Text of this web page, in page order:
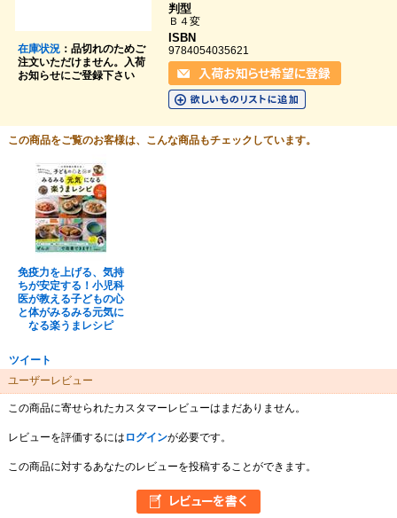
在庫状況：品切れのためご
注文いただけません。入荷
お知らせにご登録下さい
判型
Ｂ４変
ISBN
9784054035621
この商品をご覧のお客様は、こんな商品もチェックしています。
免疫力を上げる、気持
ちが安定する！小児科
医が教える子どもの心
と体がみるみる元気に
なる楽うまレシピ
ツイート
ユーザーレビュー
この商品に寄せられたカスタマーレビューはまだありません。
レビューを評価するには ログインが必要です。
この商品に対するあなたのレビューを投稿することができます。